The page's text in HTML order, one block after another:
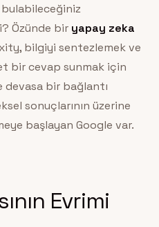
bulabileceğiniz
Özünde bir yapay zeka
bilgiyi sentezlemek ve
bir cevap sunmak için
devasa bir bağlantı
sonuçlarının üzerine
başlayan Google var.
Evrimi